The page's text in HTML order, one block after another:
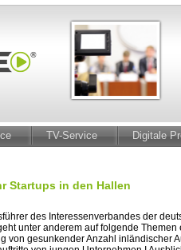
TV-Service Digitale
Startups in den Hallen
des Interessenverbandes der
unter anderem auf folgende Themen
gesunkender Anzahl inländischer